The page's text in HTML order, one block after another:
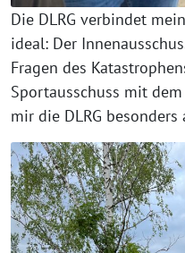
Die DLRG verbindet
ideal: Der
Fragen des
Sportausschuss mit
mir die DLRG besonders